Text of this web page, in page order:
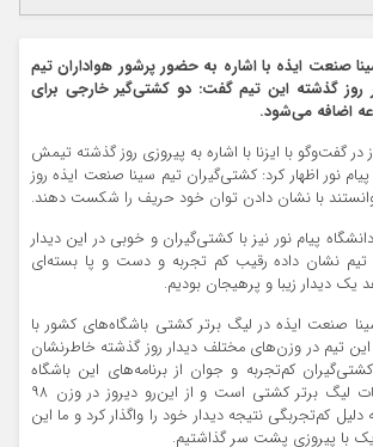
صنعت ایذه با اشاره به حضور پرشور هواداران تیم
روز گذشته این تیم گفت: دو کشتی‌گیر خارجی برای
اضافه می‌شود.
گفت‌و‌گو با ایزنا با اشاره به پیروزی روز گذشته تیمش
نور اظهار کرد: کشتی‌گیران تیم سینا صنعت ایذه روز
با نشان دادن توان خود حریف را شکست دهند.
پیام نور نیز با کشتی‌گیران و خوبی در این دیدار
تیم نشان داده رقیب کم تجربه و دست و پا بسته‌ای
دیدار زیبا و پرهیجان بودیم.
صنعت ایذه در لیگ برتر کشتی باشگاه‌های کشور با
تیم در وزن‌های مختلف دیدار روز گذشته خاطرنشان
کم‌تجربه و جوان از برنامه‌های این باشگاه
برای حضور در مسابقات لیگ برتر کشتی است و از این‌رو دیروز در وزن ۹۸
دلیل کم‌تجربگی نتیجه دیدار خود را واگذار کرد و ما این